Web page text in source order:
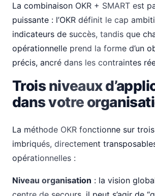
La combinaison OKR + SMART est
puissante : l’OKR définit le cap
indicateurs de succès, tandis que
opérationnelle prend la forme d’un
précis, ancré dans les contraintes
Trois niveaux
dans votre
La méthode OKR fonctionne sur
imbriqués, directement
opérationnelles :
Niveau organisation : la vision